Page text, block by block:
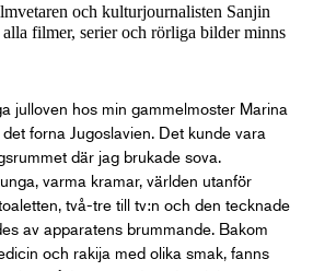
och kulturjournalisten Sanjin
filmer, serier och rörliga bilder minns
julloven hos min gammelmoster Marina
forna Jugoslavien. Det kunde vara
där jag brukade sova.
varma kramar, världen utanför
två-tre till tv:n och den tecknade
av apparatens brummande. Bakom
och rakija med olika smak, fanns